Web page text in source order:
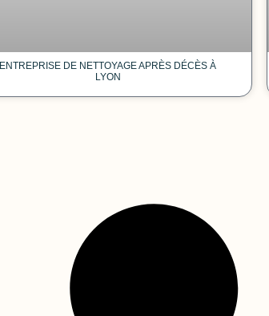
ENTREPRISE DE NETTOYAGE APRÈS DÉCÈS À
LYON